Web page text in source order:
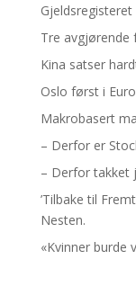
Tre
Kina satser
Oslo først i
Makrobasert
– Derfor er
– Derfor takket
’Tilbake til
Nesten.
«Kvinner burde